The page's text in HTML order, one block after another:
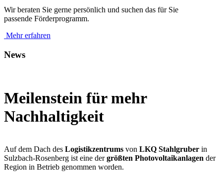
Wir beraten Sie gerne persönlich und suchen das für Sie
passende Förderprogramm.
Mehr erfahren
News
Meilenstein für mehr
Nachhaltigkeit
Auf dem Dach des Logistikzentrums von LKQ Stahlgruber in
Sulzbach-Rosenberg ist eine dergrößten Photovoltaikanlagen der
Region in Betrieb genommen worden.